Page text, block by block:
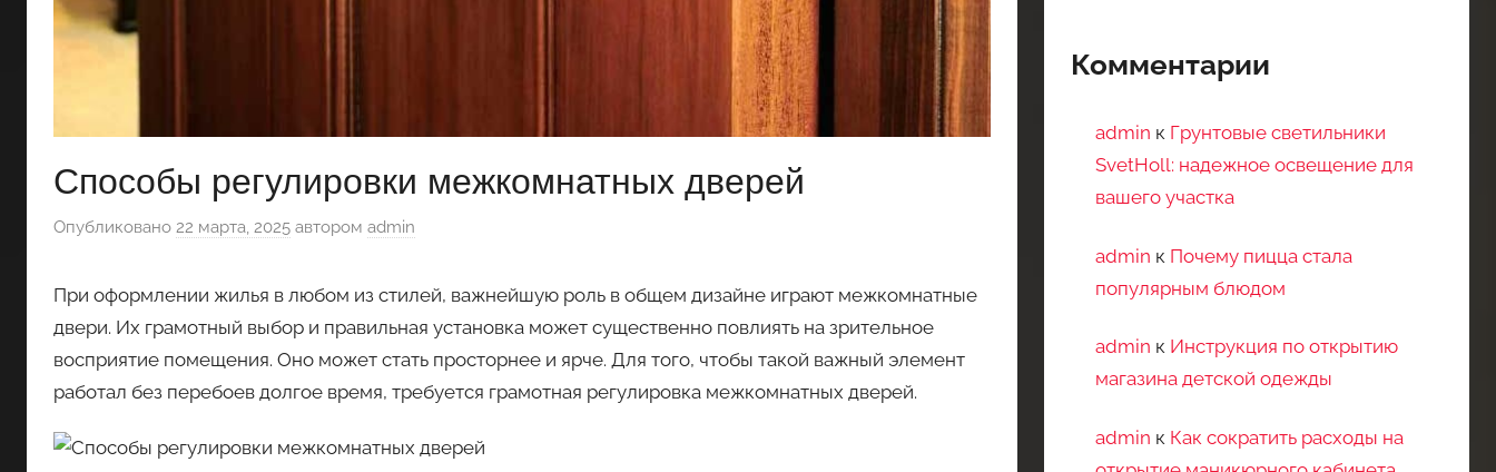
Способы регулировки межкомнатных дверей
Опубликовано 22 марта, 2025 автором admin
При оформлении жилья в любом из стилей, важнейшую роль в общем дизайне играют межкомнатные
двери. Их грамотный выбор и правильная установка может существенно повлиять на зрительное
восприятие помещения. Оно может стать просторнее и ярче. Для того, чтобы такой важный элемент
работал без перебоев долгое время, требуется грамотная регулировка межкомнатных дверей.
Комментарии
admin к Грунтовые светильники
SvetHoll: надежное освещение для
вашего участка
admin к Почему пицца стала
популярным блюдом
admin к Инструкция по открытию
магазина детской одежды
admin к Как сократить расходы на